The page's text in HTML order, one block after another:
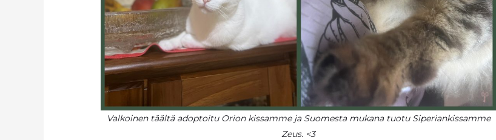
Valkoinen täältä adoptoitu Orion kissamme ja Suomesta mukana tuotu Siperiankissamme
Zeus. <3